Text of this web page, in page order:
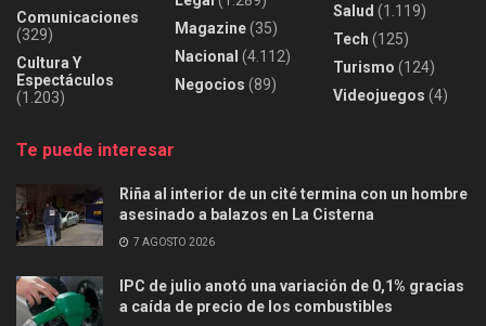
Comunicaciones
(329)
Cultura Y
Espectáculos
(1.203)
Magazine(35)
Nacional (4.112)
Negocios (89)
Salud (1.119)
Tech (125)
Turismo (124)
Videojuegos (4)
Te puede interesar
Riña al interior de un cité termina con un hombre
asesinado a balazos en La Cisterna
7 AGOSTO 2026
IPC de julio anotó una variación de 0,1% gracias
a caída de precio de los combustibles